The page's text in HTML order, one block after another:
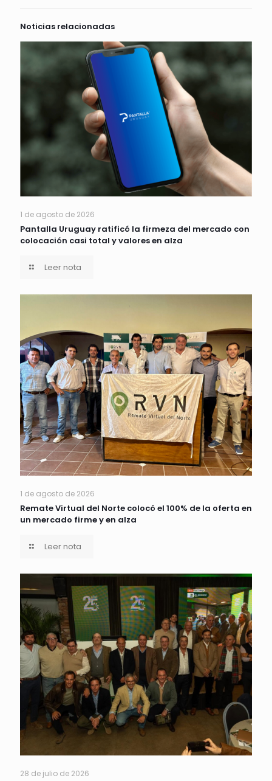
Noticias relacionadas
1 de agosto de 2026
Pantalla Uruguay ratificó la firmeza del mercado con
colocación casi total y valores en alza
Leer nota
1 de agosto de 2026
Remate Virtual del Norte colocó el 100% de la oferta en
un mercado firme y en alza
Leer nota
28 de julio de 2026